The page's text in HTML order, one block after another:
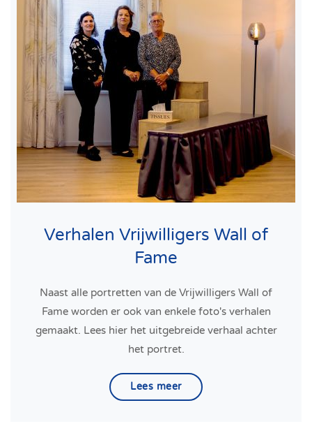
Verhalen Vrijwilligers Wall of
Fame
Naast alle portretten van de Vrijwilligers Wall of
Fame worden er ook van enkele foto's verhalen
gemaakt. Lees hier het uitgebreide verhaal achter
het portret.
Lees meer